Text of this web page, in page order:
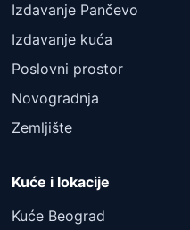
Izdavanje Pančevo
Izdavanje kuća
Poslovni prostor
Novogradnja
Zemljište
Kuće i lokacije
Kuće Beograd